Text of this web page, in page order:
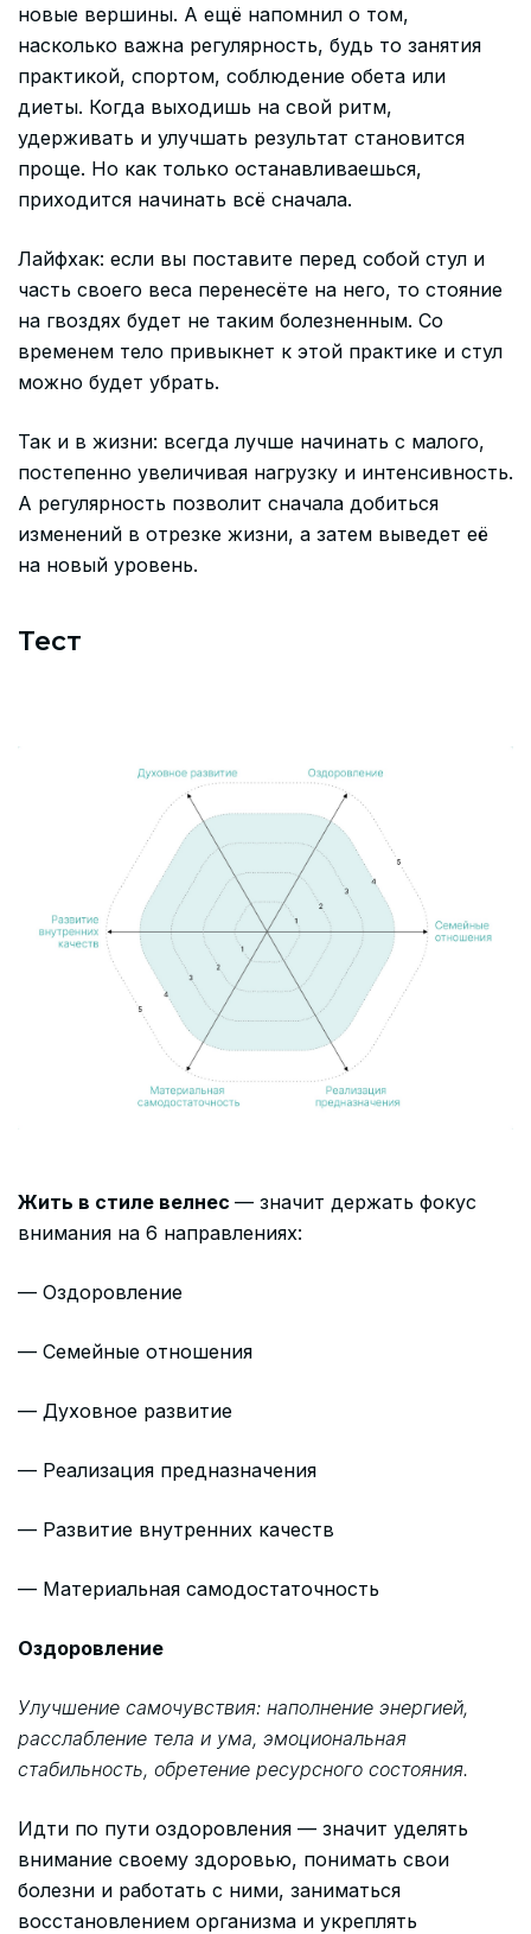
новые вершины. А ещё напомнил о том,
насколько важна регулярность, будь то занятия
практикой, спортом, соблюдение обета или
диеты. Когда выходишь на свой ритм,
удерживать и улучшать результат становится
проще. Но как только останавливаешься,
приходится начинать всё сначала.
Лайфхак: если вы поставите перед собой стул и
часть своего веса перенесёте на него, то стояние
на гвоздях будет не таким болезненным. Со
временем тело привыкнет к этой практике и стул
можно будет убрать.
Так и в жизни: всегда лучше начинать с малого,
постепенно увеличивая нагрузку и интенсивность.
А регулярность позволит сначала добиться
изменений в отрезке жизни, а затем выведет её
на новый уровень.
Тест
Жить в стиле велнес — значит держать фокус
внимания на 6 направлениях:
— Оздоровление
— Семейные отношения
— Духовное развитие
— Реализация предназначения
— Развитие внутренних качеств
— Материальная самодостаточность
Оздоровление
Улучшение самочувствия: наполнение энергией,
расслабление тела и ума, эмоциональная
стабильность, обретение ресурсного состояния.
Идти по пути оздоровления — значит уделять
внимание своему здоровью, понимать свои
болезни и работать с ними, заниматься
восстановлением организма и укреплять